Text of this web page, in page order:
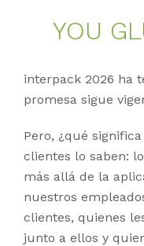
YOU
interpack 2026 ha
promesa sigue
Pero, ¿qué
clientes lo saben:
más allá de la
nuestros
clientes, quienes
junto a ellos y